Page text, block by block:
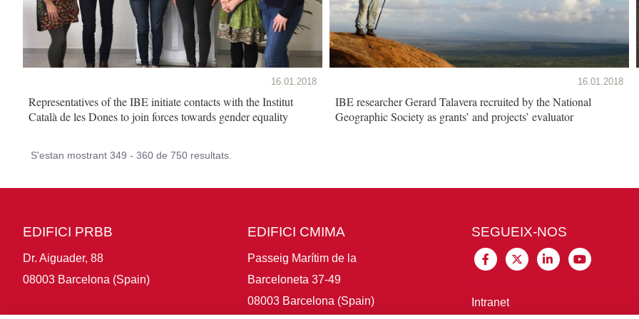
16.01.2018
Representatives of the IBE initiate contacts with the Institut
Català de les Dones to join forces towards gender equality
16.01.2018
IBE researcher Gerard Talavera recruited by the National
Geographic Society as grants’ and projects’ evaluator
S'estan mostrant 349 - 360 de 750 resultats.
EDIFICI PRBB
Dr. Aiguader, 88
08003 Barcelona (Spain)
EDIFICI CMIMA
Passeig Marítim de la
Barceloneta 37-49
08003 Barcelona (Spain)
SEGUEIX-NOS
Intranet